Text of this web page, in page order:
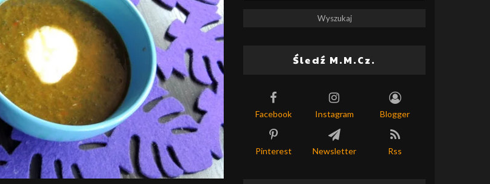
Śledź M.M.Cz.
Facebook Instagram Blogger
Pinterest Newsletter Rss